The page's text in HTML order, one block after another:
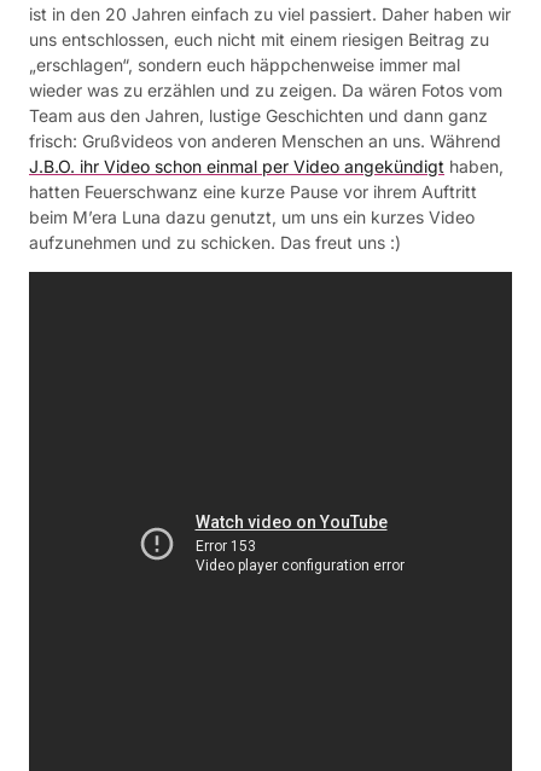
ist in den 20 Jahren einfach zu viel passiert. Daher haben wir
uns entschlossen, euch nicht mit einem riesigen Beitrag zu
„erschlagen“, sondern euch häppchenweise immer mal
wieder was zu erzählen und zu zeigen. Da wären Fotos vom
Team aus den Jahren, lustige Geschichten und dann ganz
frisch: Grußvideos von anderen Menschen an uns. Während
J.B.O. ihr Video schon einmal per Video angekündigt haben,
hatten Feuerschwanz eine kurze Pause vor ihrem Auftritt
beim M’era Luna dazu genutzt, um uns ein kurzes Video
aufzunehmen und zu schicken. Das freut uns :)